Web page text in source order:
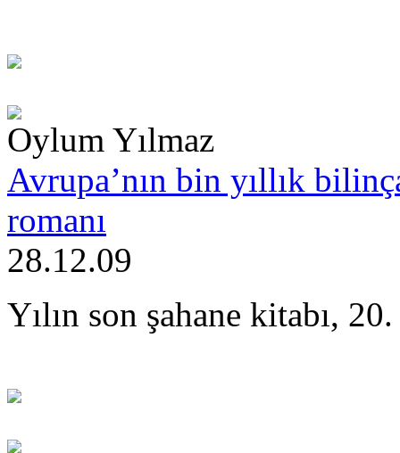
Oylum Yılmaz
Avrupa’nın bin yıllık
romanı
28.12.09
Yılın son şahane kitabı, 20.